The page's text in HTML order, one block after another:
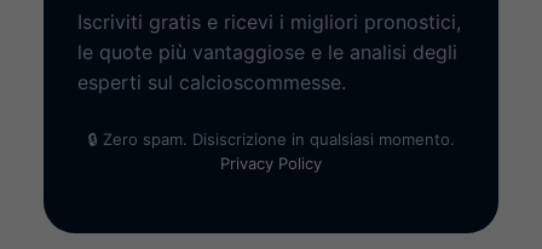
Iscriviti gratis e ricevi i migliori pronostici,
le quote più vantaggiose e le analisi degli
esperti sul calcioscommesse.
🔒 Zero spam. Disiscrizione in qualsiasi momento.
Privacy Policy